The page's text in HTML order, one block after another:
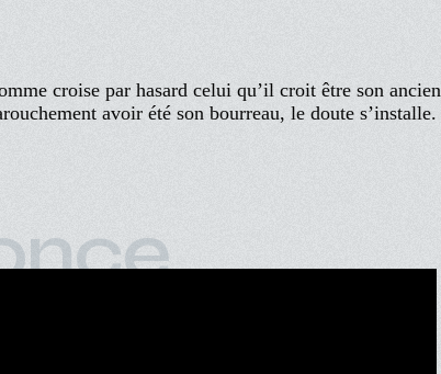
croise par hasard celui qu’il croit être son ancien
avoir été son bourreau, le doute s’installe.